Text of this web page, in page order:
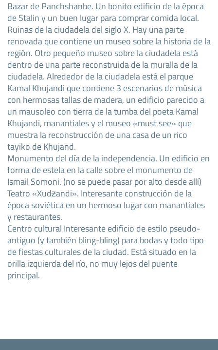
Bazar de Panchshanbe. Un bonito edificio de la época
de Stalin y un buen lugar para comprar comida local.
Ruinas de la ciudadela del siglo X. Hay una parte
renovada que contiene un museo sobre la historia de la
región. Otro pequeño museo sobre la ciudadela está
dentro de una parte reconstruida de la muralla de la
ciudadela. Alrededor de la ciudadela está el parque
Kamal Khujandi que contiene 3 escenarios de música
con hermosas tallas de madera, un edificio parecido a
un mausoleo con tierra de la tumba del poeta Kamal
Khujandi, manantiales y el museo «must see» que
muestra la reconstrucción de una casa de un rico
tayiko de Khujand.
Monumento del día de la independencia. Un edificio en
forma de estela en la calle sobre el monumento de
Ismail Somoni. (no se puede pasar por alto desde allí)
Teatro «Xudƶandi». Interesante construcción de la
época soviética en un hermoso lugar con manantiales
y restaurantes.
Centro cultural Interesante edificio de estilo pseudo-
antiguo (y también bling-bling) para bodas y todo tipo
de fiestas culturales de la ciudad. Está situado en la
orilla izquierda del río, no muy lejos del puente
principal.